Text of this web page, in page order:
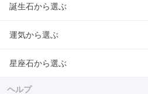
誕生石から選ぶ
運気から選ぶ
星座石から選ぶ
ヘルプ